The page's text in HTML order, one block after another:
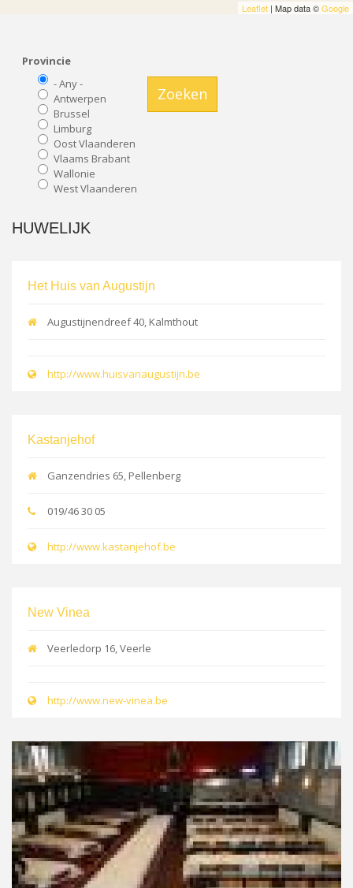
Leaflet | Map data ©Google
Provincie
- Any -
Antwerpen
Brussel
Limburg
Oost Vlaanderen
Vlaams Brabant
Wallonie
West Vlaanderen
Zoeken
HUWELIJK
Het Huis van Augustijn
Augustijnendreef 40, Kalmthout
http://www.huisvanaugustijn.be
Kastanjehof
Ganzendries 65, Pellenberg
019/46 30 05
http://www.kastanjehof.be
New Vinea
Veerledorp 16, Veerle
http://www.new-vinea.be